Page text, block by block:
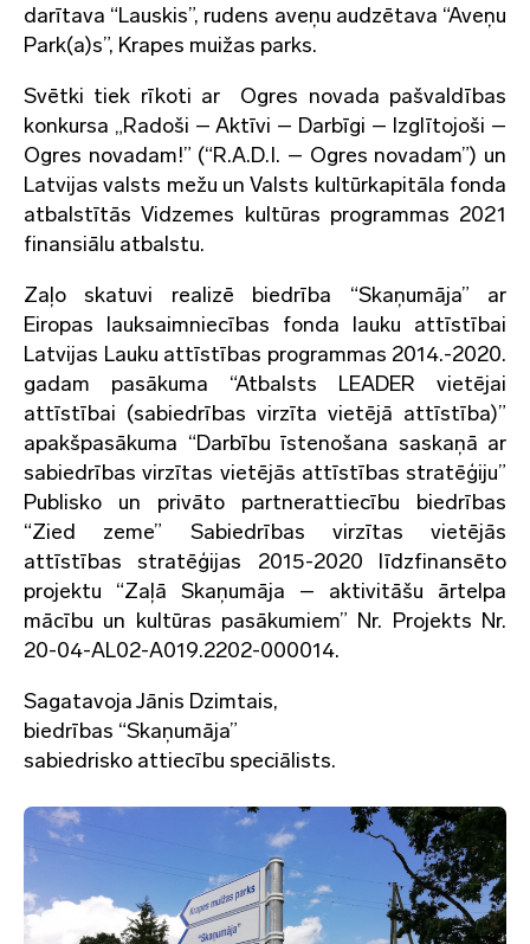
darītava “Lauskis”, rudens aveņu audzētava “Aveņu
Park(a)s”, Krapes muižas parks.
Svētki tiek rīkoti ar Ogres novada pašvaldības
konkursa „Radoši – Aktīvi – Darbīgi – Izglītojoši –
Ogres novadam!” (“R.A.D.I. – Ogres novadam”) un
Latvijas valsts mežu un Valsts kultūrkapitāla fonda
atbalstītās Vidzemes kultūras programmas 2021
finansiālu atbalstu.
Zaļo skatuvi realizē biedrība “Skaņumāja” ar
Eiropas lauksaimniecības fonda lauku attīstībai
Latvijas Lauku attīstības programmas 2014.-2020.
gadam pasākuma “Atbalsts LEADER vietējai
attīstībai (sabiedrības virzīta vietējā attīstība)”
apakšpasākuma “Darbību īstenošana saskaņā ar
sabiedrības virzītas vietējās attīstības stratēģiju”
Publisko un privāto partnerattiecību biedrības
“Zied zeme” Sabiedrības virzītas vietējās
attīstības stratēģijas 2015-2020 līdzfinansēto
projektu “Zaļā Skaņumāja – aktivitāšu ārtelpa
mācību un kultūras pasākumiem” Nr. Projekts Nr.
20-04-AL02-A019.2202-000014.
Sagatavoja Jānis Dzimtais,
biedrības “Skaņumāja”
sabiedrisko attiecību speciālists.